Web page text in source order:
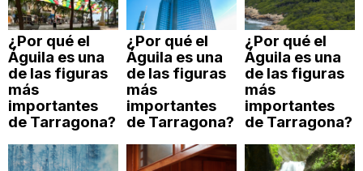
¿Por qué el
Águila es una
de las figuras
más
importantes
de Tarragona?
¿Por qué el
Águila es una
de las figuras
más
importantes
de Tarragona?
¿Por qué el
Águila es una
de las figuras
más
importantes
de Tarragona?